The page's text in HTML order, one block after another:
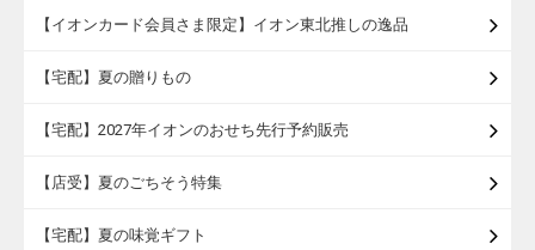
【イオンカード会員さま限定】イオン東北推しの逸品
【宅配】夏の贈りもの
【宅配】2027年イオンのおせち先行予約販売
【店受】夏のごちそう特集
【宅配】夏の味覚ギフト